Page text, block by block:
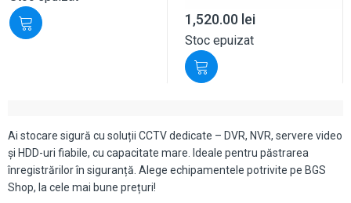
1,520.00 lei
Stoc epuizat
Ai stocare sigură cu soluții CCTV dedicate – DVR, NVR, servere video
și HDD-uri fiabile, cu capacitate mare. Ideale pentru păstrarea
înregistrărilor în siguranță. Alege echipamentele potrivite pe BGS
Shop, la cele mai bune prețuri!